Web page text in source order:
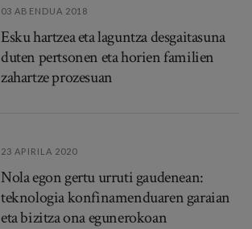
03 ABENDUA 2018
Esku hartzea eta laguntza desgaitasuna
duten pertsonen eta horien familien
zahartze prozesuan
23 APIRILA 2020
Nola egon gertu urruti gaudenean:
teknologia konfinamenduaren garaian
eta bizitza ona egunerokoan